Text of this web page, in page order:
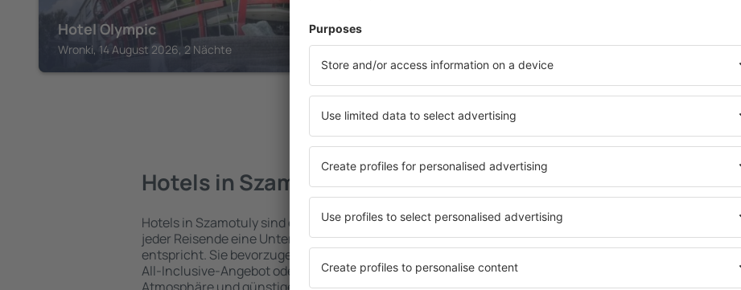
Hotel Olympic
Wronki, 14 August 2026, 2 Nächte
Mehr Hotels ansehen in Szamotuly
Hotels in Szamotuly
Hotels in Szamotuly sind eine vielfältige Unterkunftsbasis, in der
jeder Reisende eine Unterkunft findet, die seinen Erwartungen
entspricht. Sie bevorzugen ein Hotel mit hohem Standard und
All-Inclusive-Angebot oder wählen Hotels aus, die eine intime
Szamotuly –
Umfassender Service und
wichtigsten Bedingungen, die
muss. Die besten Hotels in
Hotelgästen einen